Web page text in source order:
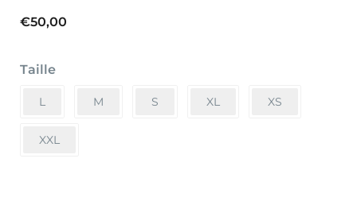
€50,00
Taille
L M S XL XS
XXL